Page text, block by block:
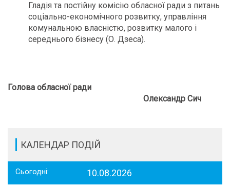
Гладія та постійну комісію обласної ради з питань
соціально-економічного розвитку, управління
комунальною власністю, розвитку малого і
середнього бізнесу (О. Дзеса).
Голова обласної ради
Олександр Сич
КАЛЕНДАР ПОДІЙ
Сьогодні: 10.08.2026